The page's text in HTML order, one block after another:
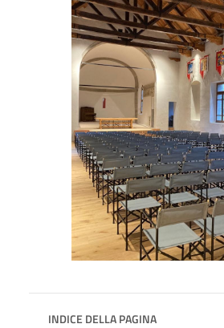
INDICE DELLA PAGINA